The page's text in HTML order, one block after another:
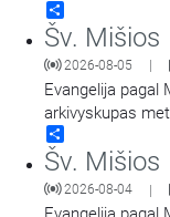
bažnyčios.
Šv. Mišios
2026-08-05
Evangelija pagal
arkivyskupas
Šiluvos Švč.
Šv. Mišios
2026-08-04 |